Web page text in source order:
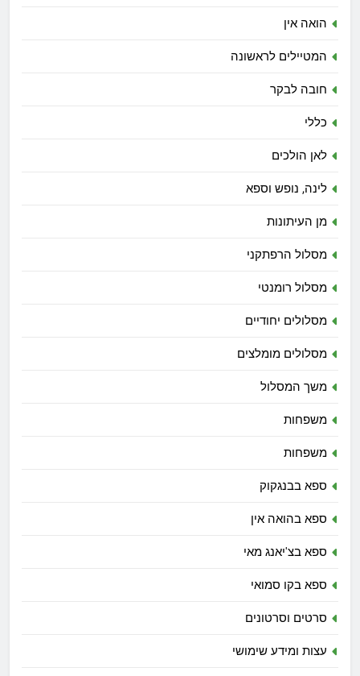
הואה אין
המטיילים לראשונה
חובה לבקר
כללי
לאן הולכים
לינה, נופש וספא
מן העיתונות
מסלול הרפתקני
מסלול רומנטי
מסלולים יחודיים
מסלולים מומלצים
משך המסלול
משפחות
משפחות
ספא בבנגקוק
ספא בהואה אין
ספא בצ'יאנג מאי
ספא בקו סמואי
סרטים וסרטונים
עצות ומידע שימושי